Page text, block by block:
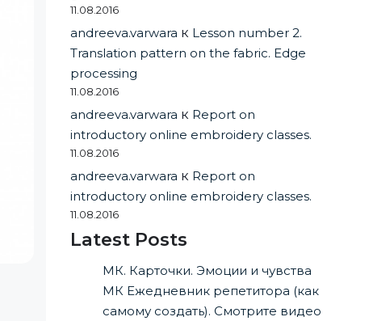
11.08.2016
andreeva.varwara к Lesson number 2.
Translation pattern on the fabric. Edge
processing
11.08.2016
andreeva.varwara к Report on
introductory online embroidery classes.
11.08.2016
andreeva.varwara к Report on
introductory online embroidery classes.
11.08.2016
Latest Posts
МК. Карточки. Эмоции и чувства
МК Ежедневник репетитора (как
самому создать). Смотрите видео